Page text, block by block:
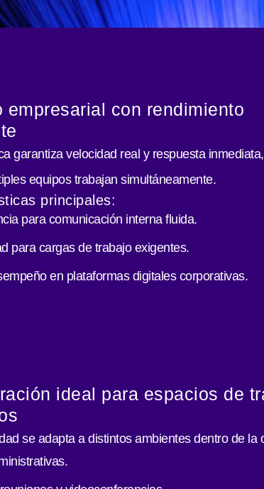
empresarial con rendimiento
garantiza velocidad real y respuesta
equipos trabajan simultáneamente.
principales:
para comunicación interna fluida.
para cargas de trabajo exigentes.
en plataformas digitales corporativas.
ideal para espacios de
se adapta a distintos ambientes dentro de la